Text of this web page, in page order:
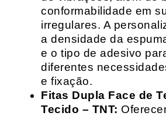
conformabilidade em
irregulares. A
a densidade da
e o tipo de adesivo
diferentes
e fixação.
Fitas Dupla Face de
Tecido – TNT: